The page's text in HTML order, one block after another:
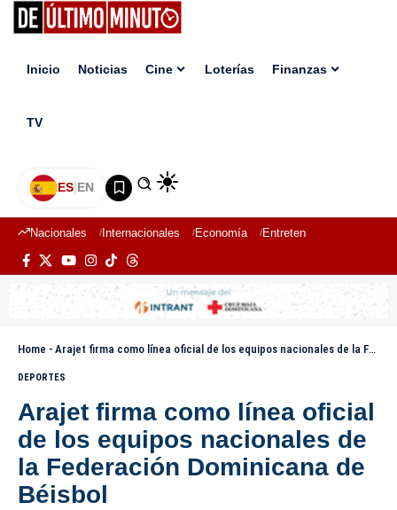
Inicio Noticias Cine Loterías Finanzas
TV
ES|EN
Nacionales Internacionales Economía Entretenimiento
Home - Arajet firma como línea oficial de los equipos nacionales de la Federación Dominicana de Béisbol
DEPORTES
Arajet firma como línea oficial
de los equipos nacionales de
la Federación Dominicana de
Béisbol